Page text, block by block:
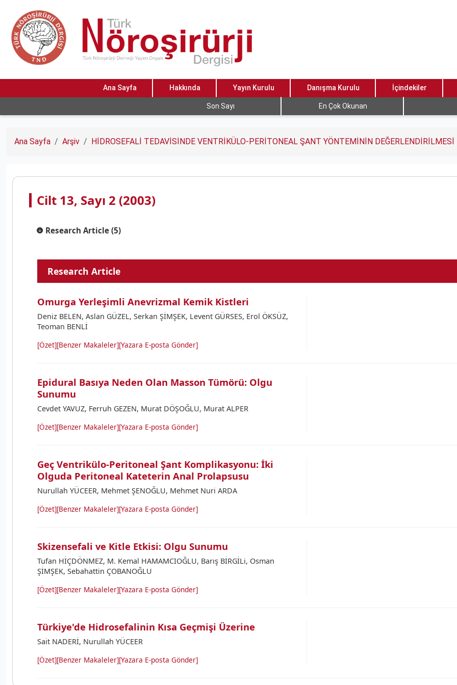
Ana Sayfa Hakkında Yayın Kurulu Danışma Kurulu İçindekiler
Son Sayı En Çok Okunan
Ana Sayfa Arşiv HİDROSEFALİ TEDAVİSİNDE VENTRİKÜLO-PERİTONEAL ŞANT YÖNTEMİNİN DEĞERLENDİRİLMESİ
Cilt 13, Sayı 2 (2003)
Research Article (5)
Research Article
Omurga Yerleşimli Anevrizmal Kemik Kistleri
Deniz BELEN, Aslan GÜZEL, Serkan ŞİMŞEK, Levent GÜRSES, Erol ÖKSÜZ,
Teoman BENLİ
[Özet][Benzer Makaleler][Yazara E-posta Gönder]
Epidural Basıya Neden Olan Masson Tümörü: Olgu
Sunumu
Cevdet YAVUZ, Ferruh GEZEN, Murat DÖŞOĞLU, Murat ALPER
[Özet][Benzer Makaleler][Yazara E-posta Gönder]
Geç Ventrikülo-Peritoneal Şant Komplikasyonu: İki
Olguda Peritoneal Kateterin Anal Prolapsusu
Nurullah YÜCEER, Mehmet ŞENOĞLU, Mehmet Nuri ARDA
[Özet][Benzer Makaleler][Yazara E-posta Gönder]
Skizensefali ve Kitle Etkisi: Olgu Sunumu
Tufan HİÇDÖNMEZ, M. Kemal HAMAMCIOĞLU, Barış BİRGİLi, Osman
ŞİMŞEK, Sebahattin ÇOBANOĞLU
[Özet][Benzer Makaleler][Yazara E-posta Gönder]
Türkiye'de Hidrosefalinin Kısa Geçmişi Üzerine
Sait NADERİ, Nurullah YÜCEER
[Özet][Benzer Makaleler][Yazara E-posta Gönder]